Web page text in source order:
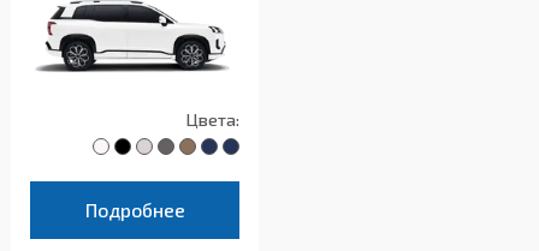
Цвета:
Подробнее